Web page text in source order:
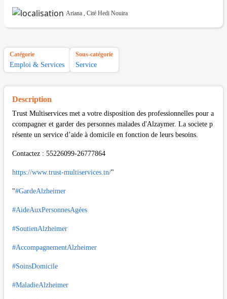
Ariana , Cité Hedi Nouira
Catégorie
Emploi & Services
Sous-catégorie
Service
Description
Trust Multiservices met a votre disposition des professionnelles pour a
ccompagner et garder des personnes malades d'Alzaymer. La societe p
résente un service d’aide à domicile en fonction de leurs besoins.
Contactez : 55226099-26777864
https://www.trust-multiservices.tn/"
"#GardeAlzheimer
#AideAuxPersonnesAgées
#SoutienAlzheimer
#AccompagnementAlzheimer
#SoinsDomicile
#MaladieAlzheimer